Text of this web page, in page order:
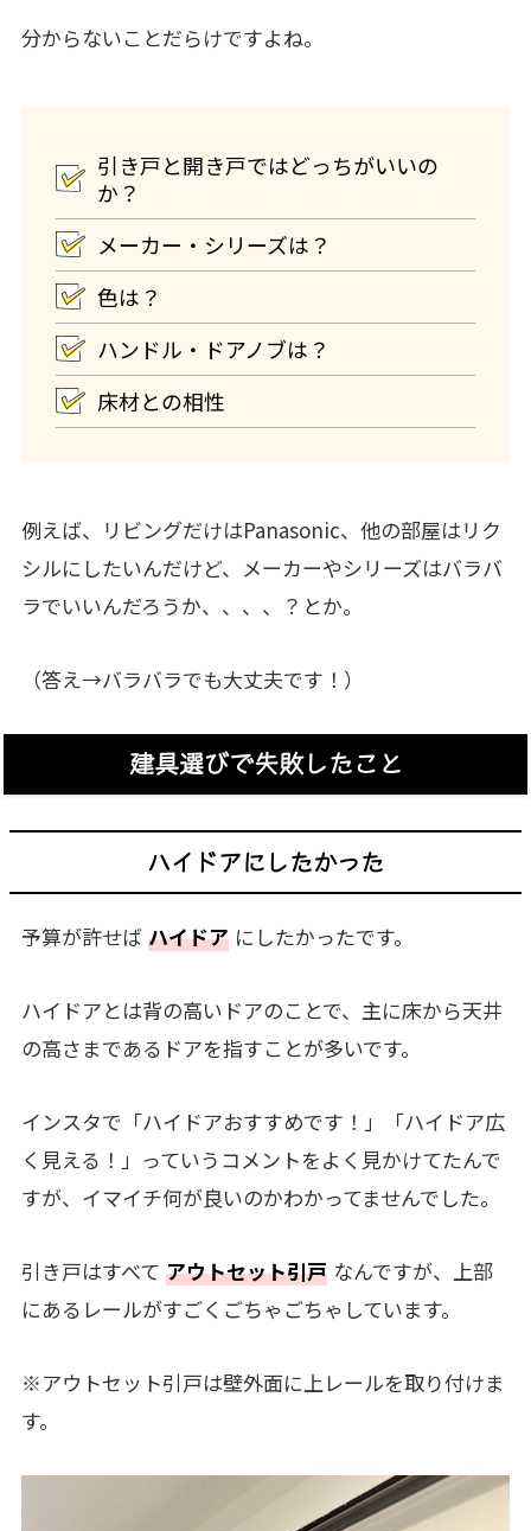
分からないことだらけですよね。
引き戸と開き戸ではどっちがいいの
か？
メーカー・シリーズは？
色は？
ハンドル・ドアノブは？
床材との相性
例えば、リビングだけはPanasonic、他の部屋はリク
シルにしたいんだけど、メーカーやシリーズはバラバ
ラでいいんだろうか、、、、？とか。
（答え→バラバラでも大丈夫です！）
建具選びで失敗したこと
ハイドアにしたかった
予算が許せば ハイドア にしたかったです。
ハイドアとは背の高いドアのことで、主に床から天井
の高さまであるドアを指すことが多いです。
インスタで「ハイドアおすすめです！」「ハイドア広
く見える！」っていうコメントをよく見かけてたんで
すが、イマイチ何が良いのかわかってませんでした。
引き戸はすべて アウトセット引戸 なんですが、上部
にあるレールがすごくごちゃごちゃしています。
※アウトセット引戸は壁外面に上レールを取り付けま
す。